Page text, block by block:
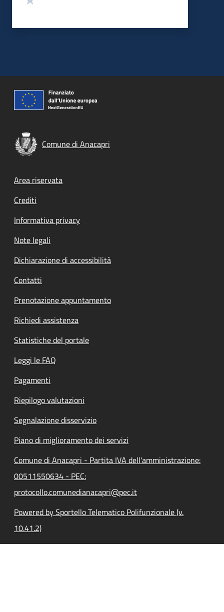
Comune di Anacapri
Footer menu
Area riservata
Crediti
Informativa privacy
Note legali
Dichiarazione di accessibilità
Contatti
Prenotazione appuntamento
Richiedi assistenza
Statistiche del portale
Leggi le FAQ
Pagamenti
Riepilogo valutazioni
Segnalazione disservizio
Piano di miglioramento dei servizi
Comune di Anacapri - Partita IVA dell'amministrazione:
00511550634 - PEC:
protocollo.comunedianacapri@pec.it
Powered by Sportello Telematico Polifunzionale (v.
10.41.2)